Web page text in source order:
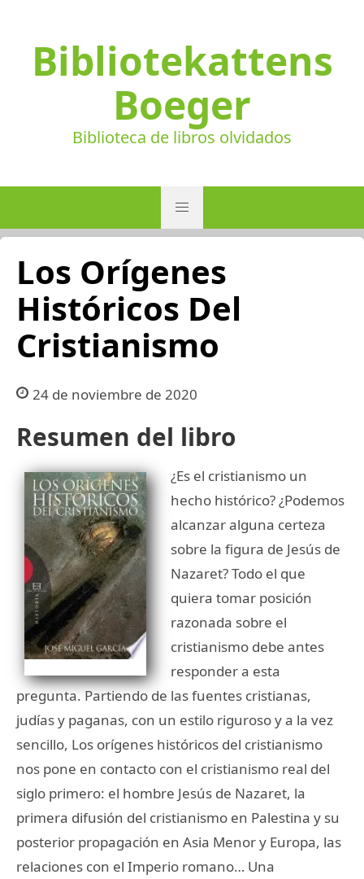
Bibliotekattens
Boeger
Biblioteca de libros olvidados
Los Orígenes
Históricos Del
Cristianismo
24 de noviembre de 2020
Resumen del libro
¿Es el cristianismo un
hecho histórico? ¿Podemos
alcanzar alguna certeza
sobre la figura de Jesús de
Nazaret? Todo el que
quiera tomar posición
razonada sobre el
cristianismo debe antes
responder a esta
pregunta. Partiendo de las fuentes cristianas,
judías y paganas, con un estilo riguroso y a la vez
sencillo, Los orígenes históricos del cristianismo
nos pone en contacto con el cristianismo real del
siglo primero: el hombre Jesús de Nazaret, la
primera difusión del cristianismo en Palestina y su
posterior propagación en Asia Menor y Europa, las
relaciones con el Imperio romano… Una